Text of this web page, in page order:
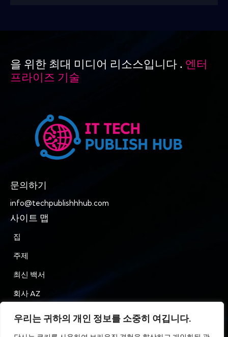
우리는 귀하의 개인 정보를 소중히 여깁니다.
을 위한 최대 미디어 리소스입니다 . 엔터
프라이즈 기술
문의하기
info@techpublishhhub.com
사이트 맵
집
주제
최신 백서
회사 AZ
문의하기